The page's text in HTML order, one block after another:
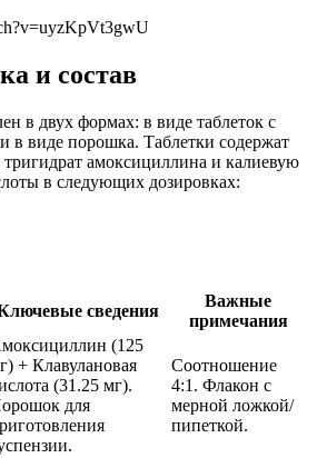
и состав
в двух формах: в виде таблеток с
в виде порошка. Таблетки содержат
амоксициллина и калиевую
в следующих дозировках:
сведения
Важные
примечания
(125
+ Клавулановая
(31.25 мг).
для
Соотношение
4:1. Флакон с
мерной ложкой/
пипеткой.